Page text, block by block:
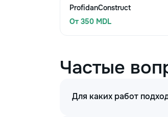
ProfidanConstruct
От 350 MDL
Частые
Для каких работ